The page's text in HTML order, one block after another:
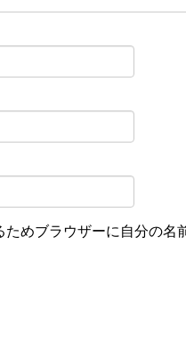
ためブラウザーに自分の名